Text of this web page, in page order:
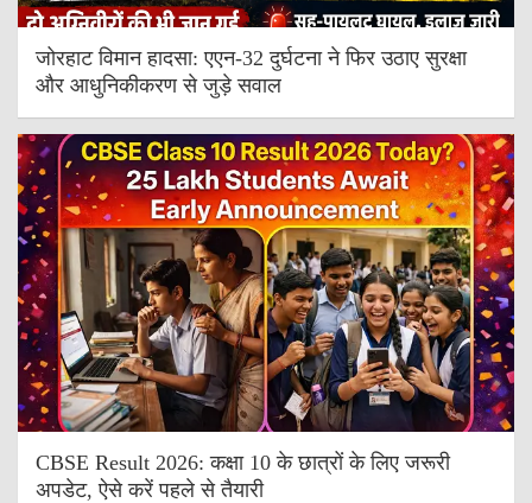
जोरहाट विमान हादसा: एएन-32 दुर्घटना ने फिर उठाए सुरक्षा
और आधुनिकीकरण से जुड़े सवाल
CBSE Result 2026: कक्षा 10 के छात्रों के लिए जरूरी
अपडेट, ऐसे करें पहले से तैयारी